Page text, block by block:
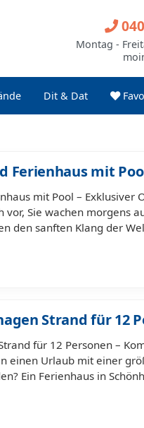
Dit & Dat
Montag -
Ferienhaus mit
mit Pool – Exklusiver
vor, Sie wachen morgens
den sanften Klang der
Strand für 12
für 12 Personen –
einen Urlaub mit einer
Ein Ferienhaus in